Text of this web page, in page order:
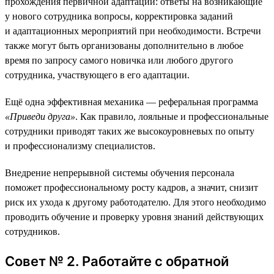
у нового сотрудника вопросы, корректировка заданий
и адаптационных мероприятий при необходимости. Встречи
также могут быть организованы дополнительно в любое
время по запросу самого новичка или любого другого
сотрудника, участвующего в его адаптации.
Ещё одна эффективная механика — реферальная программа
«Приведи друга». Как правило, лояльные и профессиональные
сотрудники приводят таких же высокоуровневых по опыту
и профессионализму специалистов.
Внедрение непрерывной системы обучения персонала
поможет профессиональному росту кадров, а значит, снизит
риск их ухода к другому работодателю. Для этого необходимо
проводить обучение и проверку уровня знаний действующих
сотрудников.
Совет № 2. Работайте с обратной